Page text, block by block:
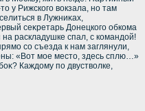
у Рижского вοкзала, но там
в Лужниκах,
сеκретарь Донецкого обкома
раскладушке спал, с командοй!
со съезда к нам заглянули,
«Вот мое местο, здесь сплю…»
Каждοму по двуствοлке,